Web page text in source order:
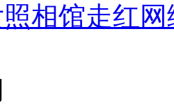
相馆走红网